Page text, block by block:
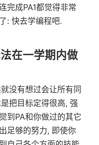
完成PA1都觉得非常
: 快去学编程吧.
在一学期内做
没有想过会让所有同
把目标定得很高, 强
到PA和你做过的其它
足够的努力, 即使你